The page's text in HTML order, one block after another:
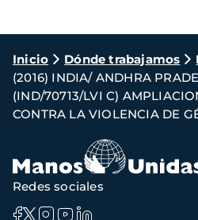
Ruta
de
navegación
Inicio Dónde trabajamos
(2016) INDIA/ ANDHRA
(IND/70713/LVI C)
CONTRA LA VIOLENCIA DE
Redes sociales